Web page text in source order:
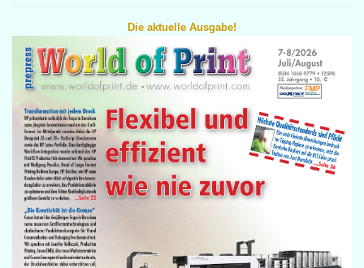
Die aktuelle Ausgabe!